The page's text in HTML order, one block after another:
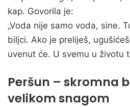
kap. Govorila je:
„Voda nije samo voda, sine.
biljci. Ako je preliješ,
uvenut će. U svemu u životu
Peršun – skromna
velikom snagom